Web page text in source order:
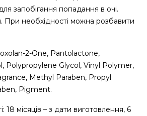
запобігання попадання в очі.
При необхідності можна розбавити
2-One, Pantolactone,
Polypropylene Glycol, Vinyl Polymer,
Methyl Paraben, Propyl
Pigment.
18 місяців – з дати виготовлення, 6